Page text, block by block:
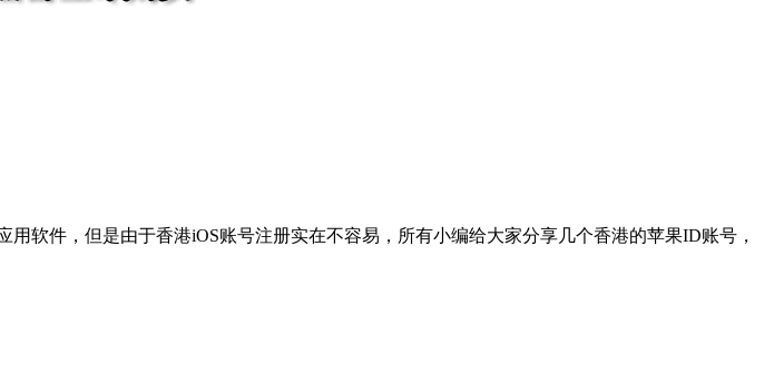
软件，但是由于香港iOS账号注册实在不容易，所有小编给大家分享几个香港的苹果ID账号，